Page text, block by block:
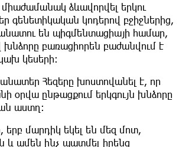
միաժամանակ ձևավորվել երկու
գենետիկական կոդերով բջիջներից,
են պիգմենտացիայի համար,
խնձորը բառացիորեն բաժանվում է
կեսերի։
Հեզերը խոստովանել է, որ
օրվա ընթացքում երկգույն խնձորը
աստղ։
երբ մարդիկ եկել են մեզ մոտ,
և ամեն ինչ պատմել իրենց